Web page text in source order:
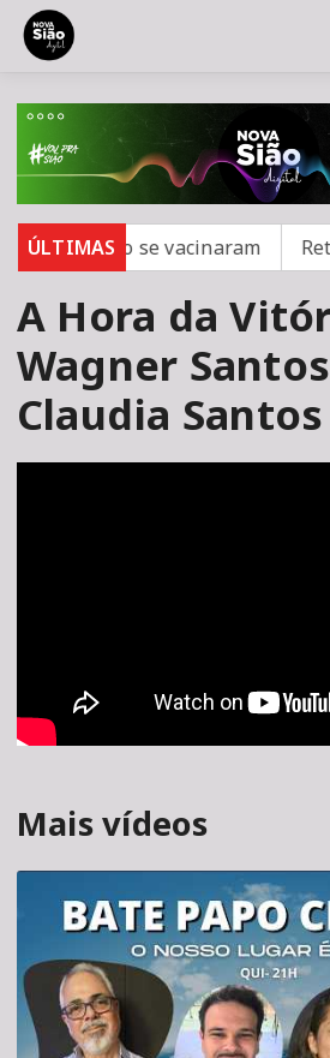
ÚLTIMAS
16 não se vacinaram
A Hora da
Wagner
Claudia
Mais vídeos